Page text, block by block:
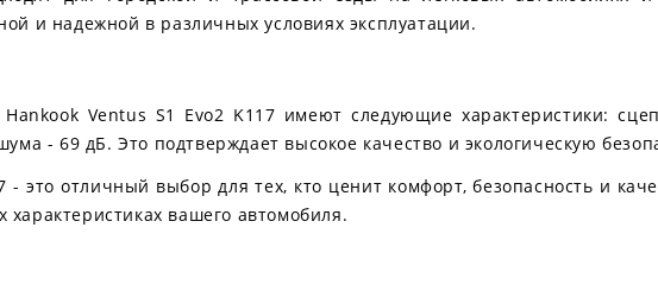
и надежной в различных условиях эксплуатации.
Ventus S1 Evo2 K117 имеют следующие характеристики:
- 69 дБ. Это подтверждает высокое качество и экологическую
- это отличный выбор для тех, кто ценит комфорт, безопасность и
вашего автомобиля.